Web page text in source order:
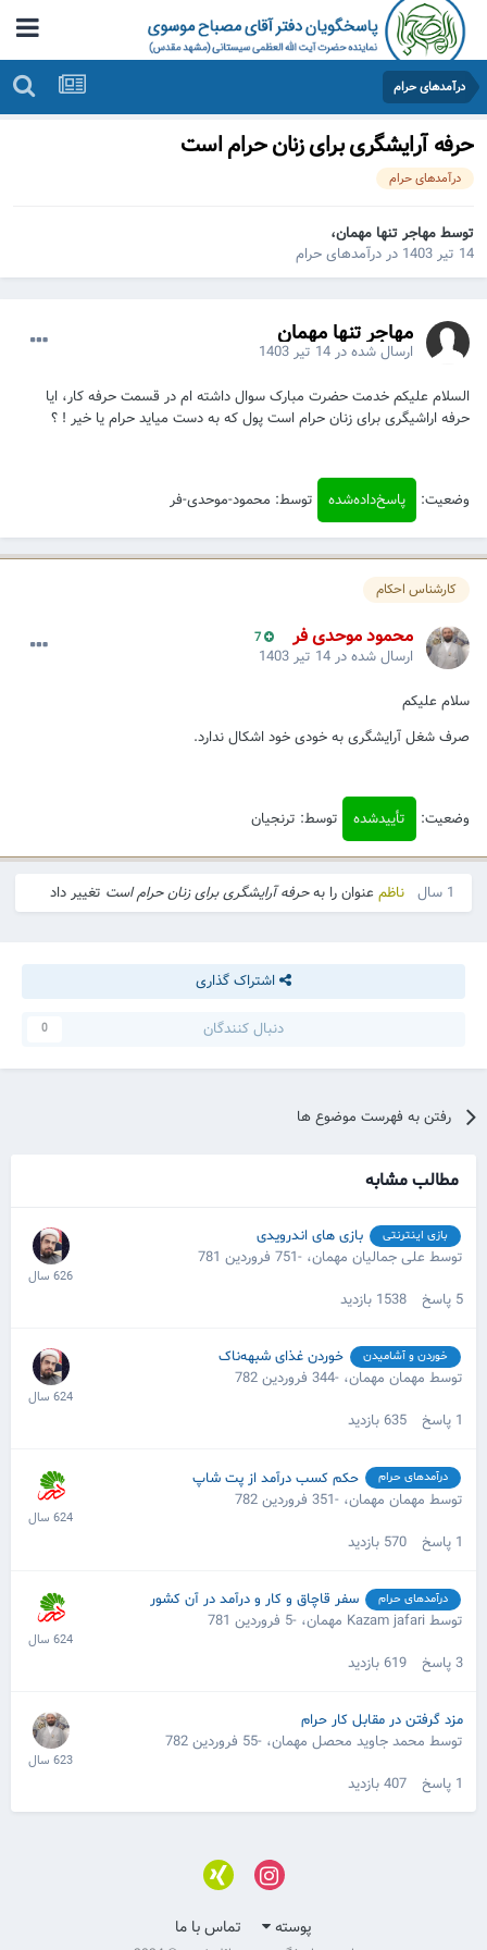
درآمدهای حرام
حرفه آرایشگری برای زنان حرام است
درآمدهای حرام
توسط مهاجر تنها مهمان،
14 تیر 1403
دردرآمدهای حرام
مهاجر تنها مهمان
ارسال شده در 14 تیر 1403
السلام علیکم خدمت حضرت مبارک سوال داشته ام در قسمت حرفه کار، ایا
حرفه اراشیگری برای زنان حرام است پول که به دست میاید حرام یا خیر ! ؟
وضعیت: پاسخ‌داده‌شده توسط: محمود-موحدی-فر
کارشناس احکام
محمود موحدی فر 7
ارسال شده در 14 تیر 1403
سلام علیکم
صرف شغل آرایشگری به خودی خود اشکال ندارد.
وضعیت: تأییدشده توسط: ترنجیان
1 سال ناظمعنوان را بهحرفه آرایشگری برای زنان حرام استتغییر داد
اشتراک گذاری
دنبال کنندگان 0
رفتن به فهرست موضوع ها
مطالب مشابه
بازی اینترنتی بازی های اندرویدی
توسط علی جمالیان مهمان،
5 پاسخ 1538 بازدید
خوردن و آشامیدن خوردن غذای شبهه‌ناک
توسط مهمان مهمان،
1 پاسخ 635 بازدید
درآمدهای حرام حکم کسب درآمد از پت شاپ
توسط مهمان مهمان،
1 پاسخ 570 بازدید
درآمدهای حرام سفر قاچاق و کار و درآمد در آن کشور
توسط Kazam jafari مهمان،
3 پاسخ 619 بازدید
مزد گرفتن در مقابل کار حرام
توسط محمد جاوید محصل مهمان،
1 پاسخ 407 بازدید
پوسته تماس با ما